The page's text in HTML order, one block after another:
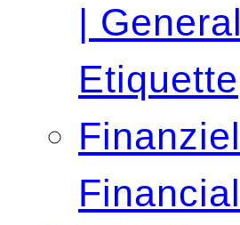
| General
Etiquette